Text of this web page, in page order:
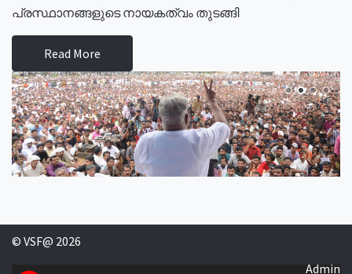
പ്രസ്ഥാനങ്ങളുടെ നായകത്വം തുടങ്ങി
Read More
© VSF@ 2026
Admin